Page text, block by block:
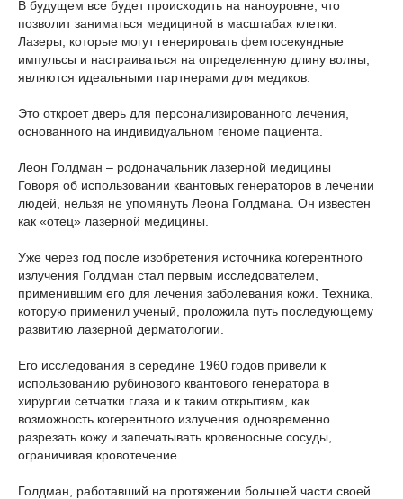
В будущем все будет происходить на наноуровне, что
позволит заниматься медициной в масштабах клетки.
Лазеры, которые могут генерировать фемтосекундные
импульсы и настраиваться на определенную длину волны,
являются идеальными партнерами для медиков.
Это откроет дверь для персонализированного лечения,
основанного на индивидуальном геноме пациента.
Леон Голдман – родоначальник лазерной медицины
Говоря об использовании квантовых генераторов в лечении
людей, нельзя не упомянуть Леона Голдмана. Он известен
как «отец» лазерной медицины.
Уже через год после изобретения источника когерентного
излучения Голдман стал первым исследователем,
применившим его для лечения заболевания кожи. Техника,
которую применил ученый, проложила путь последующему
развитию лазерной дерматологии.
Его исследования в середине 1960 годов привели к
использованию рубинового квантового генератора в
хирургии сетчатки глаза и к таким открытиям, как
возможность когерентного излучения одновременно
разрезать кожу и запечатывать кровеносные сосуды,
ограничивая кровотечение.
Голдман, работавший на протяжении большей части своей